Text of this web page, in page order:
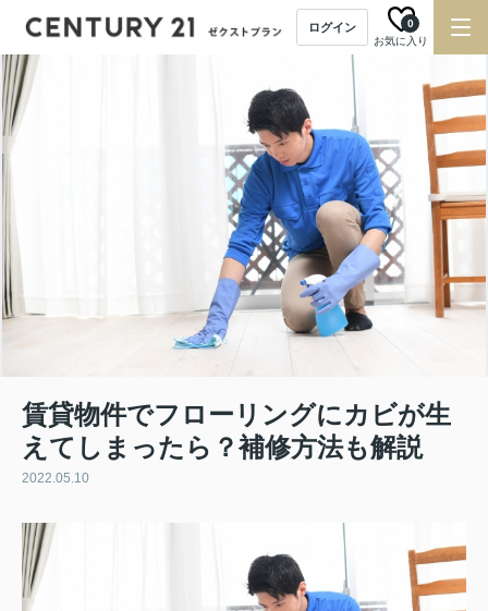
ログイン
お気に入り
0
賃貸物件でフローリングにカビが生
えてしまったら？補修方法も解説
2022.05.10